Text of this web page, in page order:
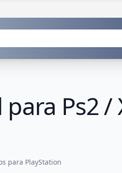
Ps2 /
para PlayStation